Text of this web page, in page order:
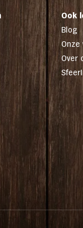
u de paling op
binnen twee dagen
Ook
Blog
Onze
Over